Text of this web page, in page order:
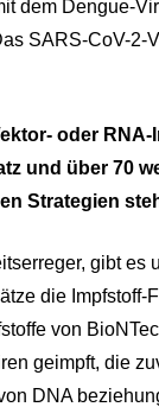
dem Dengue-
SARS-CoV-
oder
und über 70
Strategien
gibt es
die
von
geimpft, die
DNA